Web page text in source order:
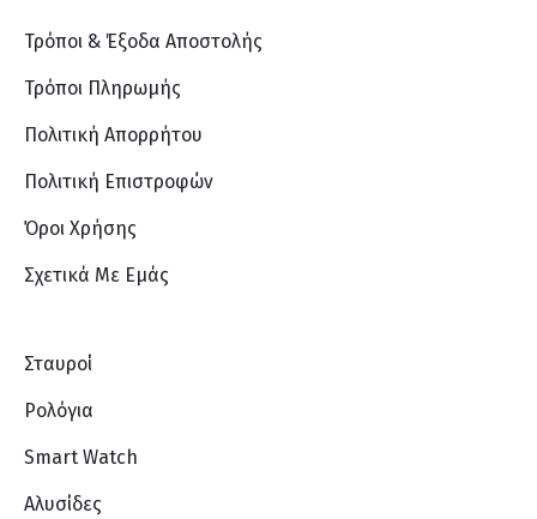
Τρόποι & Έξοδα Αποστολής
Τρόποι Πληρωμής
Πολιτική Απορρήτου
Πολιτική Επιστροφών
Όροι Χρήσης
Σχετικά Με Eμάς
Σταυροί
Ρολόγια
Smart Watch
Αλυσίδες